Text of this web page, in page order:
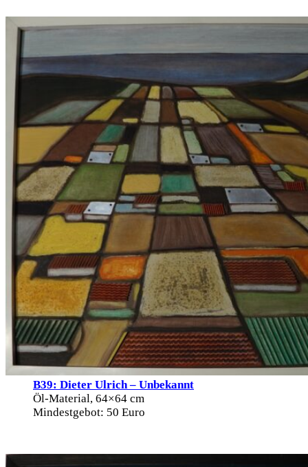
B39: Dieter Ulrich – Unbekannt
Öl-Material, 64×64 cm
Mindestgebot: 50 Euro